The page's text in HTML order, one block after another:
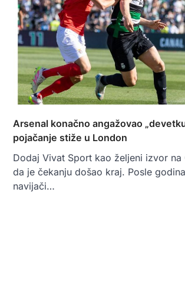
Arsenal konačno angažovao
pojačanje stiže u London
Dodaj Vivat Sport kao željeni izvor na
da je čekanju došao kraj. Posle
navijači…